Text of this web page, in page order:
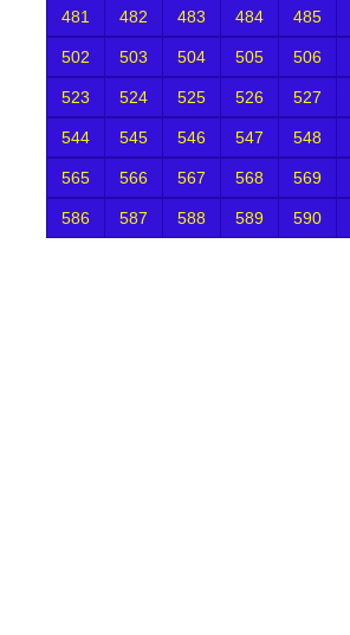
481 482 483 484 485
502 503 504 505 506
523 524 525 526 527
544 545 546 547 548
565 566 567 568 569
586 587 588 589 590